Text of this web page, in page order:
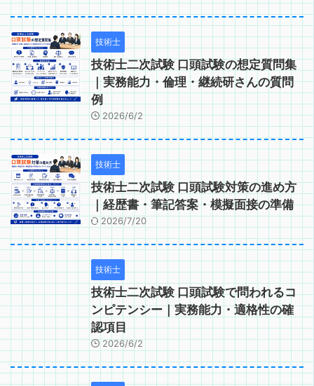
技術士
技術士二次試験 口頭試験の想定質問集
｜実務能力・倫理・継続研さんの質問
例
2026/6/2
技術士
技術士二次試験 口頭試験対策の進め方
｜経歴書・筆記答案・模擬面接の準備
2026/7/20
技術士
技術士二次試験 口頭試験で問われるコ
ンピテンシー｜実務能力・適格性の確
認項目
2026/6/2